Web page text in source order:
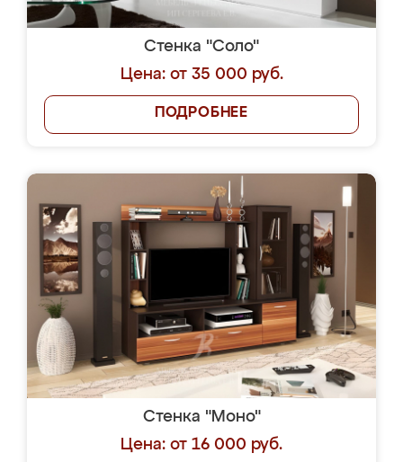
Стенка "Соло"
Цена: от 35 000 руб.
ПОДРОБНЕЕ
Стенка "Моно"
Цена: от 16 000 руб.